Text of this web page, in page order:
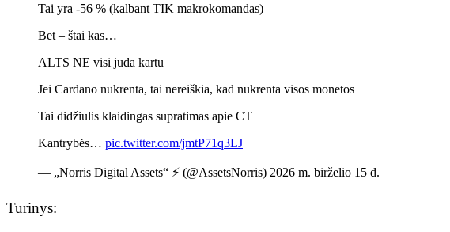
Tai yra -56 % (kalbant TIK makrokomandas)
Bet – štai kas…
ALTS NE visi juda kartu
Jei Cardano nukrenta, tai nereiškia, kad nukrenta visos monetos
Tai didžiulis klaidingas supratimas apie CT
Kantrybės… pic.twitter.com/jmtP71q3LJ
— „Norris Digital Assets“ ⚡️ (@AssetsNorris) 2026 m. birželio 15 d.
Turinys: